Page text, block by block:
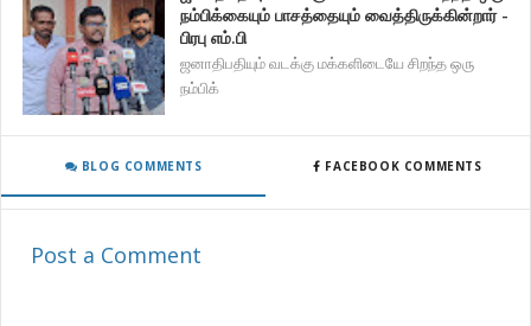
நம்பிக்கையும் பாசத்தையும் வைத்திருக்கின்றார் -
பிரபு எம்.பி
ஜனாதிபதியும் வடக்கு மக்களிடையே சிறந்த ஒரு
நம்பிக்
BLOG COMMENTS FACEBOOK COMMENTS
Post a Comment